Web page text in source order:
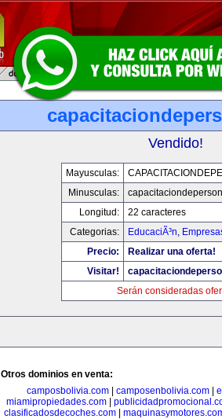
Vendido!
Mayusculas:
Minusculas:
Longitud:
22 caracteres
Categorias:
EducaciÃ³n,
Precio:
Realizar una oferta!
Visitar!
Serán consideradas
Otros dominios en venta:
camposbolivia.com| camposenbolivia.com|
miamipropiedades.com
clasificadosdecoches.com